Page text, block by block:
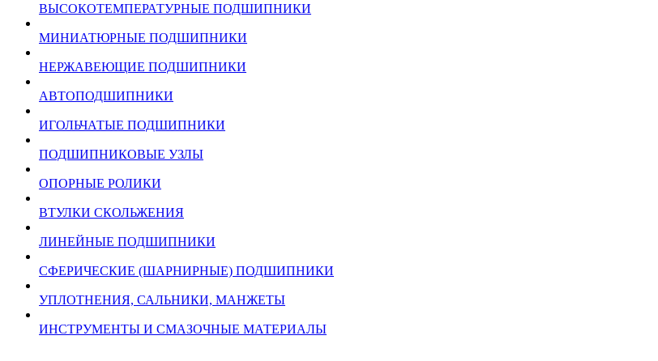
ВЫСОКОТЕМПЕРАТУРНЫЕ ПОДШИПНИКИ
МИНИАТЮРНЫЕ ПОДШИПНИКИ
НЕРЖАВЕЮЩИЕ ПОДШИПНИКИ
АВТОПОДШИПНИКИ
ИГОЛЬЧАТЫЕ ПОДШИПНИКИ
ПОДШИПНИКОВЫЕ УЗЛЫ
ОПОРНЫЕ РОЛИКИ
ВТУЛКИ СКОЛЬЖЕНИЯ
ЛИНЕЙНЫЕ ПОДШИПНИКИ
СФЕРИЧЕСКИЕ (ШАРНИРНЫЕ) ПОДШИПНИКИ
УПЛОТНЕНИЯ, САЛЬНИКИ, МАНЖЕТЫ
ИНСТРУМЕНТЫ И СМАЗОЧНЫЕ МАТЕРИАЛЫ